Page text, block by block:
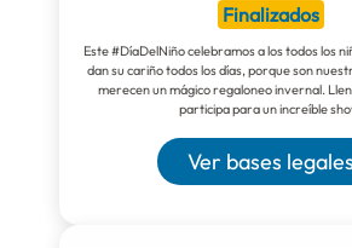
Finalizados
Este #DíaDelNiño celebramos a los todos los
dan su cariño todos los días, porque son
merecen un mágico regaloneo invernal.
participa para un increíble
Ver bases legales